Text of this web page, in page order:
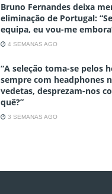
Bruno Fernandes deixa
eliminação de Portugal:
equipa, eu vou-me
4 SEMANAS AGO
“A seleção toma-se pelos
sempre com headphones
vedetas, desprezam-nos
quê?”
3 SEMANAS AGO